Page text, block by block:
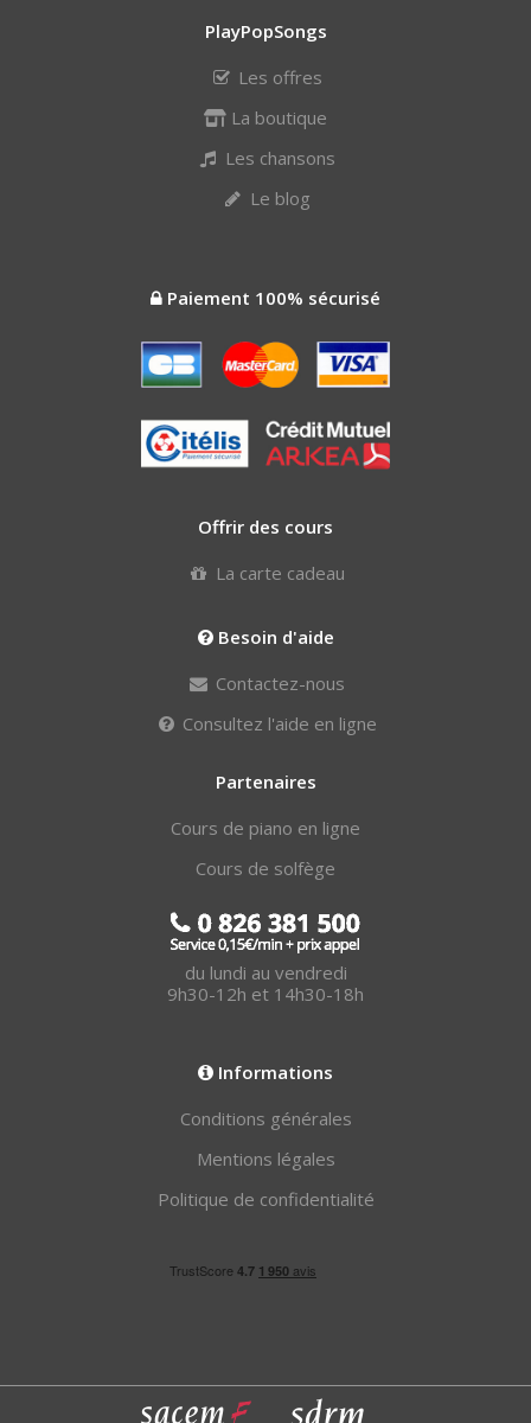
PlayPopSongs
Les offres
La boutique
Les chansons
Le blog
Paiement 100% sécurisé
Offrir des cours
La carte cadeau
Besoin d'aide
Contactez-nous
Consultez l'aide en ligne
Partenaires
Cours de piano en ligne
Cours de solfège
du lundi au vendredi
9h30-12h et 14h30-18h
Informations
Conditions générales
Mentions légales
Politique de confidentialité